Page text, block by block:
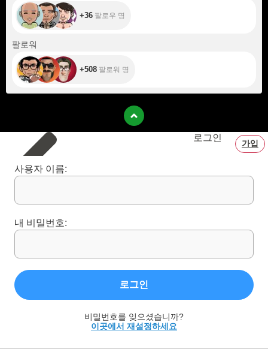
+36 팔로우 명
팔로워
+508 팔로워 명
로그인
가입
사용자 이름:
내 비밀번호:
로그인
비밀번호를 잊으셨습니까?
이곳에서 재설정하세요